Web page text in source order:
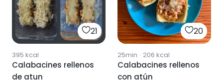
21
395 kcal
Calabacines rellenos
de atun
20
25min · 206 kcal
Calabacines rellenos
con atún